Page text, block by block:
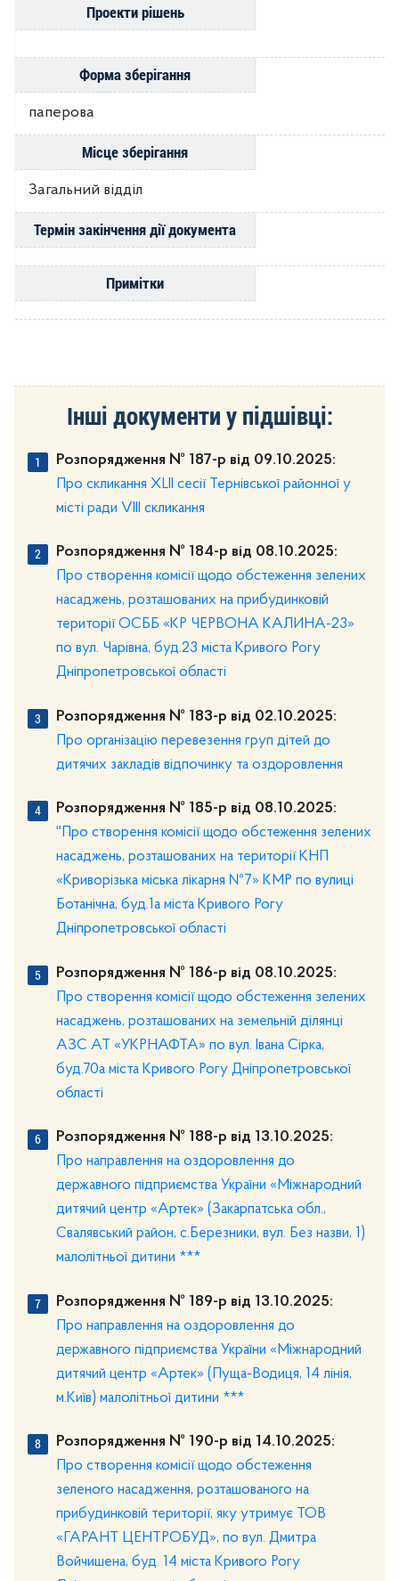
Проекти рішень
Форма зберігання
паперова
Місце зберігання
Загальний відділ
Термін закінчення дії документа
Примітки
Інші документи у підшівці:
Розпорядження № 187-р від 09.10.2025:
Про скликання ХLII сесії Тернівської районної у
місті ради VIII скликання
Розпорядження № 184-р від 08.10.2025:
Про створення комісії щодо обстеження зелених
насаджень, розташованих на прибудинковій
території ОСББ «КР ЧЕРВОНА КАЛИНА-23»
по вул. Чарівна, буд.23 міста Кривого Рогу
Дніпропетровської області
Розпорядження № 183-р від 02.10.2025:
Про організацію перевезення груп дітей до
дитячих закладів відпочинку та оздоровлення
Розпорядження № 185-р від 08.10.2025:
"Про створення комісії щодо обстеження зелених
насаджень, розташованих на території КНП
«Криворізька міська лікарня №7» КМР по вулиці
Ботанічна, буд.1а міста Кривого Рогу
Дніпропетровської області
Розпорядження № 186-р від 08.10.2025:
Про створення комісії щодо обстеження зелених
насаджень, розташованих на земельній ділянці
АЗС АТ «УКРНАФТА» по вул. Івана Сірка,
буд.70а міста Кривого Рогу Дніпропетровської
області
Розпорядження № 188-р від 13.10.2025:
Про направлення на оздоровлення до
державного підприємства України «Міжнародний
дитячий центр «Артек» (Закарпатська обл.,
Свалявський район, с.Березники, вул. Без назви, 1)
малолітньої дитини ***
Розпорядження № 189-р від 13.10.2025:
Про направлення на оздоровлення до
державного підприємства України «Міжнародний
дитячий центр «Артек» (Пуща-Водиця, 14 лінія,
м.Київ) малолітньої дитини ***
Розпорядження № 190-р від 14.10.2025:
Про створення комісії щодо обстеження
зеленого насадження, розташованого на
прибудинковій території, яку утримує ТОВ
«ГАРАНТ ЦЕНТРОБУД», по вул. Дмитра
Войчишена, буд. 14 міста Кривого Рогу